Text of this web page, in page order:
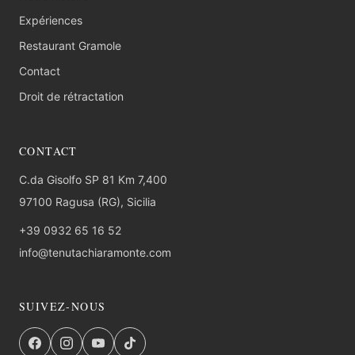
Expériences
Restaurant Gramole
Contact
Droit de rétractation
CONTACT
C.da Gisolfo SP 81 Km 7,400
97100 Ragusa (RG), Sicilia
+39 0932 65 16 52
info@tenutachiaramonte.com
SUIVEZ-NOUS